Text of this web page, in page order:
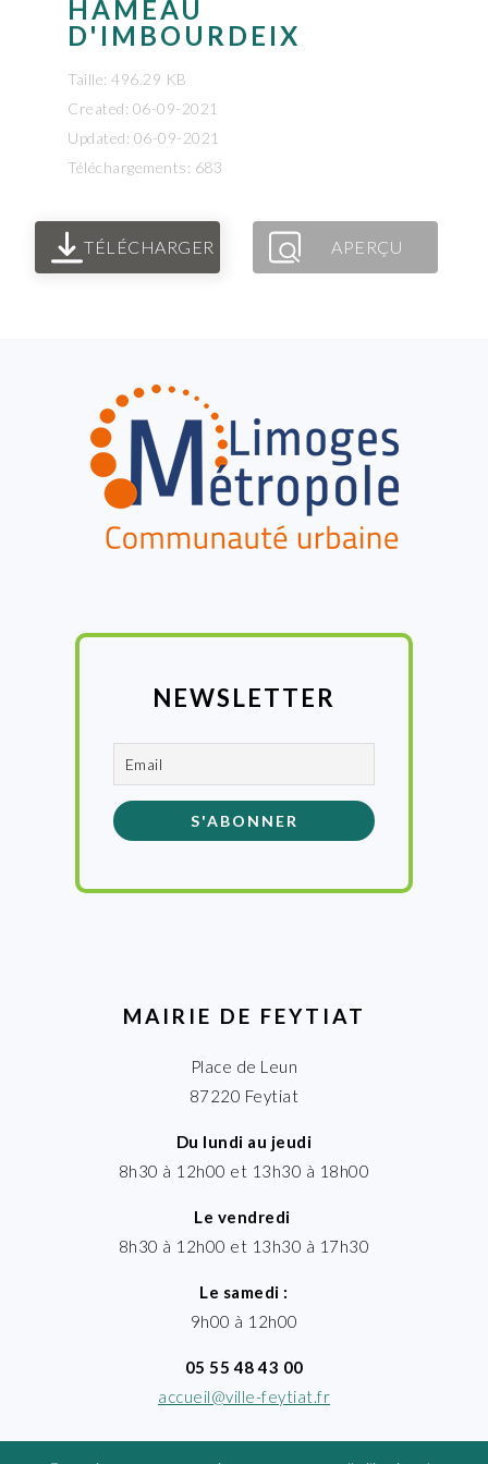
HAMEAU
D'IMBOURDEIX
Taille: 496.29 KB
Created: 06-09-2021
Updated: 06-09-2021
Téléchargements: 683
TÉLÉCHARGER APERÇU
NEWSLETTER
MAIRIE DE FEYTIAT
Place de Leun
87220 Feytiat
Du lundi au jeudi
8h30 à 12h00 et 13h30 à 18h00
Le vendredi
8h30 à 12h00 et 13h30 à 17h30
Le samedi :
9h00 à 12h00
05 55 48 43 00
accueil@ville-feytiat.fr